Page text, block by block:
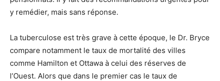
y remédier, mais sans réponse.
La tuberculose est très grave à cette époque, le Dr. Bryce
compare notamment le taux de mortalité des villes
comme Hamilton et Ottawa à celui des réserves de
l’Ouest. Alors que dans le premier cas le taux de